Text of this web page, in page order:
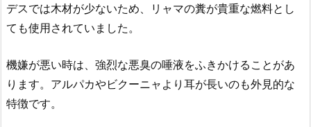
デスでは木材が少ないため、リャマの糞が貴重な燃料とし
ても使用されていました。
機嫌が悪い時は、強烈な悪臭の唾液をふきかけることがあ
ります。アルパカやビクーニャより耳が長いのも外見的な
特徴です。